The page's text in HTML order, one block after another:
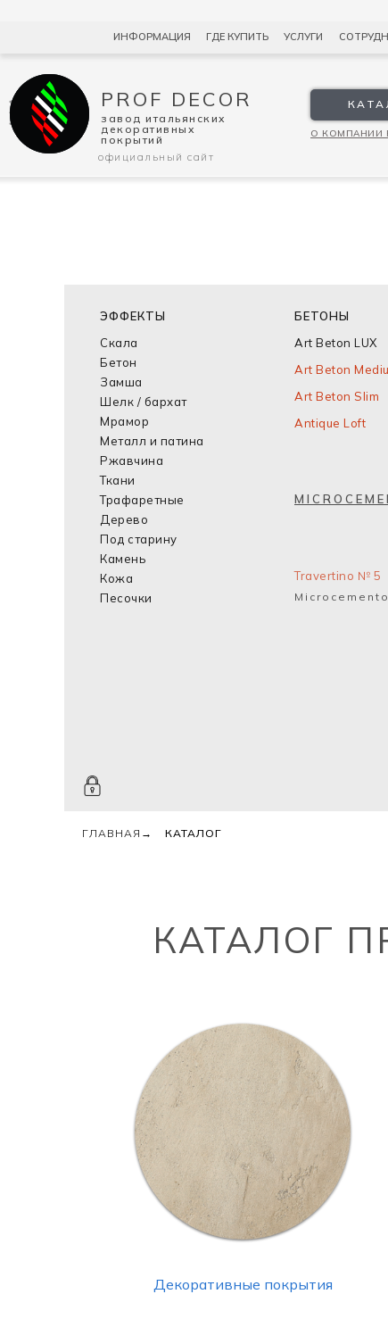
ИНФОРМАЦИЯ УСЛУГИ
ГДЕ КУПИТЬ
О КОМПАНИИ
официальный сайт
завод итальянских
декоративных
покрытий
PROF DECOR
ЭФФЕКТЫ
Бетон
Шелк / бархат
Замша
Мрамор
Скала
Ржавчина
Металл и патина
Трафаретные
Под старину
Ткани
Дерево
Кожа
Камень
Песочки Microcemento
Travertino № 5
БЕТОНЫ
Art Beton Slim
Antique Loft
Art Beton
Art Beton LUX
завод итальянских
декоративных
покрытий
ГЛАВНАЯ → КАТАЛОГ
КАТАЛОГ
Декоративные покрытия